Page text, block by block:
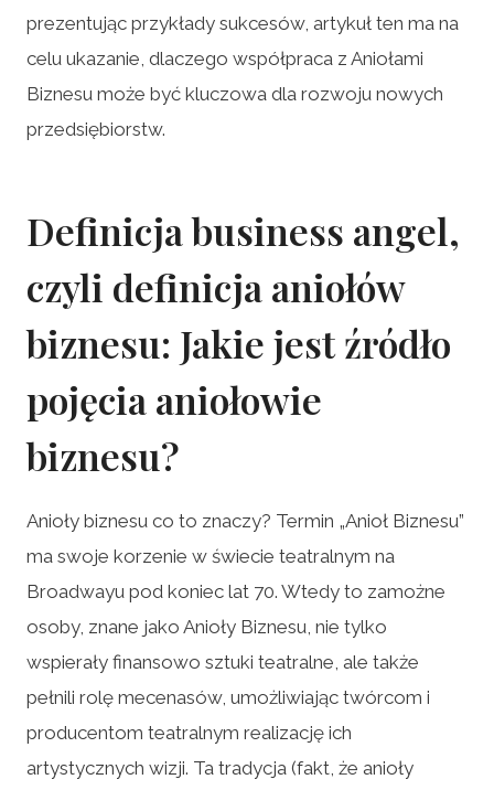
prezentując przykłady sukcesów, artykuł ten ma na
celu ukazanie, dlaczego współpraca z Aniołami
Biznesu może być kluczowa dla rozwoju nowych
przedsiębiorstw.
Definicja business angel,
czyli definicja aniołów
biznesu: Jakie jest źródło
pojęcia aniołowie
biznesu?
Anioły biznesu co to znaczy? Termin „Anioł Biznesu”
ma swoje korzenie w świecie teatralnym na
Broadwayu pod koniec lat 70. Wtedy to zamożne
osoby, znane jako Anioły Biznesu, nie tylko
wspierały finansowo sztuki teatralne, ale także
pełnili rolę mecenasów, umożliwiając twórcom i
producentom teatralnym realizację ich
artystycznych wizji. Ta tradycja (fakt, że anioły